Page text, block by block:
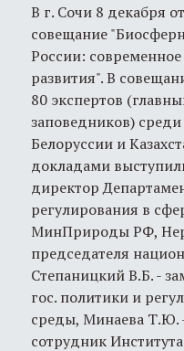
В г. Сочи 8 декабря
совещание
России:
развития". В
80 экспертов
заповедников)
Белоруссии и
докладами
директор
регулирования в
МинПрироды РФ,
председателя
Степаницкий В.Б. -
гос. политики и
среды, Минаева Т.Ю.
сотрудник